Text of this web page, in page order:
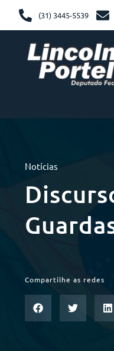
(31) 3445-5539
Notícias
Compartilhe as redes